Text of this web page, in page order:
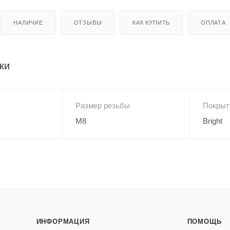
НАЛИЧИЕ ОТЗЫВЫ КАК КУПИТЬ ОПЛАТА
Размер резьбы
M8
Bright
ИНФОРМАЦИЯ ПОМОЩЬ